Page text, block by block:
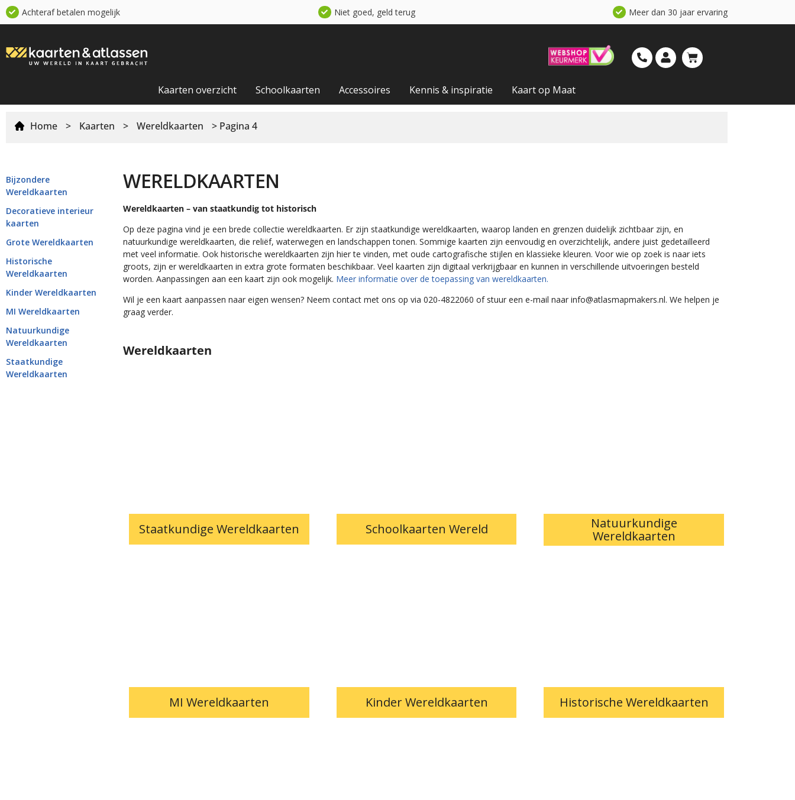
Achteraf betalen mogelijk Niet goed, geld terug Meer dan 30 jaar ervaring
Kaarten overzicht Schoolkaarten Accessoires Kennis & inspiratie Kaart op Maat
Home > Kaarten > Wereldkaarten > Pagina 4
Bijzondere
Wereldkaarten
Decoratieve interieur
kaarten
Grote Wereldkaarten
Historische
Wereldkaarten
Kinder Wereldkaarten
MI Wereldkaarten
Natuurkundige
Wereldkaarten
Staatkundige
Wereldkaarten
WERELDKAARTEN
Wereldkaarten – van staatkundig tot historisch
Op deze pagina vind je een brede collectie wereldkaarten. Er zijn staatkundige wereldkaarten, waarop landen en grenzen duidelijk zichtbaar zijn, en
natuurkundige wereldkaarten, die reliëf, waterwegen en landschappen tonen. Sommige kaarten zijn eenvoudig en overzichtelijk, andere juist gedetailleerd
met veel informatie. Ook historische wereldkaarten zijn hier te vinden, met oude cartografische stijlen en klassieke kleuren. Voor wie op zoek is naar iets
groots, zijn er wereldkaarten in extra grote formaten beschikbaar. Veel kaarten zijn digitaal verkrijgbaar en kunnen in verschillende uitvoeringen besteld
worden. Aanpassingen aan een kaart zijn ook mogelijk. Meer informatie over de toepassing van wereldkaarten.
Wil je een kaart aanpassen naar eigen wensen? Neem contact met ons op via 020-4822060 of stuur een e-mail naarinfo@atlasmapmakers.nl. We helpen je
graag verder.
Wereldkaarten
Staatkundige Wereldkaarten Schoolkaarten Wereld
Natuurkundige
Wereldkaarten
MI Wereldkaarten Kinder Wereldkaarten Historische Wereldkaarten